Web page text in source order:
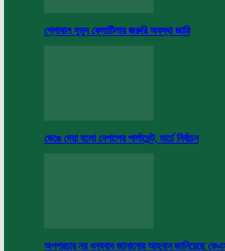
গ্লোবাল সুমুদ ফ্লোটিলায় জরুরি অবস্থা জারি
ভেঙে দেয়া হলো নেপালের পার্লামেন্ট, মার্চে নির্বাচন
অপপ্রচার নয় ধন্যবাদ জানানোর আহবান জানিয়েছে